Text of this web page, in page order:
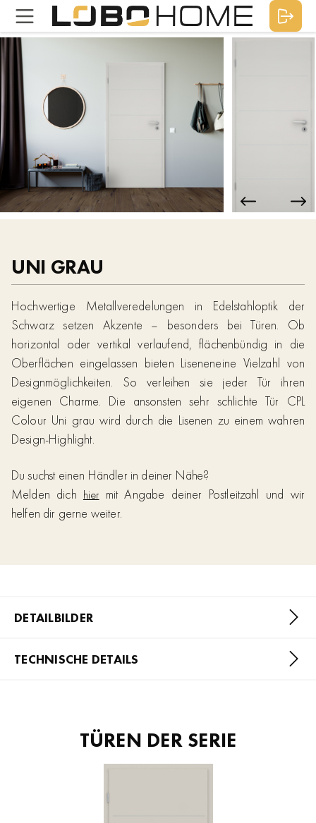
UNI GRAU
Hochwertige Metallveredelungen in Edelstahloptik der
Schwarz setzen Akzente – besonders bei Türen. Ob
horizontal oder vertikal verlaufend, flächenbündig in die
Oberflächen eingelassen bieten Liseneneine Vielzahl von
Designmöglichkeiten. So verleihen sie jeder Tür ihren
eigenen Charme. Die ansonsten sehr schlichte Tür CPL
Colour Uni grau wird durch die Lisenen zu einem wahren
Design-Highlight.
Du suchst einen Händler in deiner Nähe?
Melden dich hier mit Angabe deiner Postleitzahl und wir
helfen dir gerne weiter.
DETAILBILDER
TECHNISCHE DETAILS
TÜREN DER SERIE